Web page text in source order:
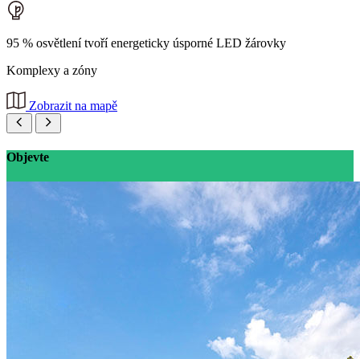
95 % osvětlení tvoří energeticky úsporné LED žárovky
Komplexy a zóny
Zobrazit na mapě
Objevte